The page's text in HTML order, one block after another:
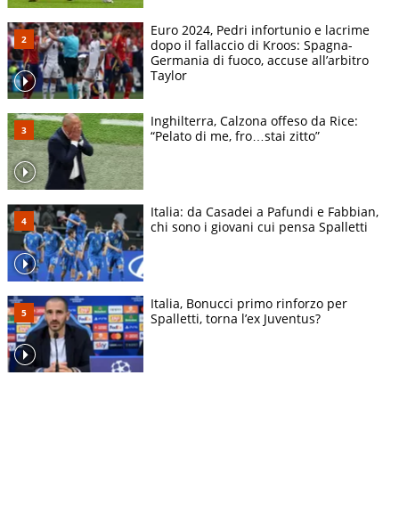
Euro 2024, Pedri infortunio e lacrime
dopo il fallaccio di Kroos: Spagna-
Germania di fuoco, accuse all’arbitro
Taylor
Inghilterra, Calzona offeso da Rice:
“Pelato di me, fro…stai zitto”
Italia: da Casadei a Pafundi e Fabbian,
chi sono i giovani cui pensa Spalletti
Italia, Bonucci primo rinforzo per
Spalletti, torna l’ex Juventus?